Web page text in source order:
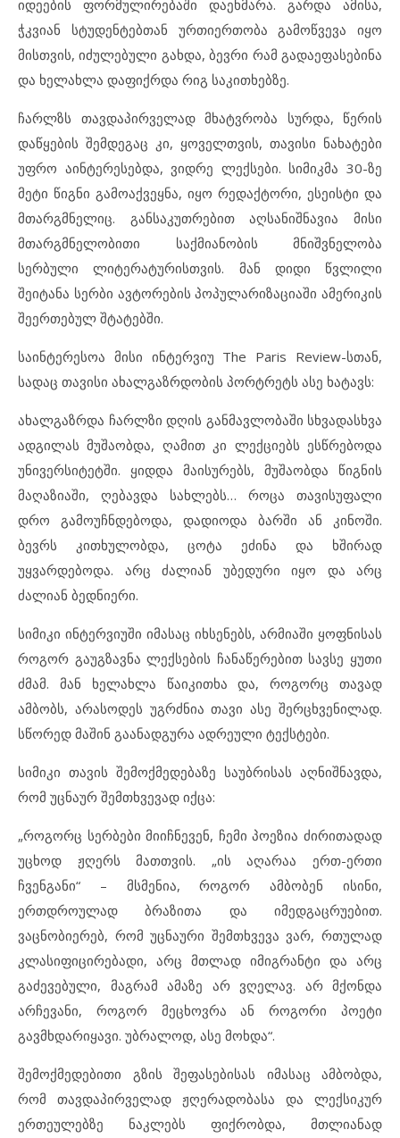
იდეების ფორმულირებაში დაეხმარა. გარდა ამისა,
ჭკვიან სტუდენტებთან ურთიერთობა გამოწვევა იყო
მისთვის, იძულებული გახდა, ბევრი რამ გადაეფასებინა
და ხელახლა დაფიქრდა რიგ საკითხებზე.
ჩარლზს თავდაპირველად მხატვრობა სურდა, წერის
დაწყების შემდეგაც კი, ყოველთვის, თავისი ნახატები
უფრო აინტერესებდა, ვიდრე ლექსები. სიმიკმა 30-ზე
მეტი წიგნი გამოაქვეყნა, იყო რედაქტორი, ესეისტი და
მთარგმნელიც. განსაკუთრებით აღსანიშნავია მისი
მთარგმნელობითი საქმიანობის მნიშვნელობა
სერბული ლიტერატურისთვის. მან დიდი წვლილი
შეიტანა სერბი ავტორების პოპულარიზაციაში ამერიკის
შეერთებულ შტატებში.
საინტერესოა მისი ინტერვიუ The Paris Review-სთან,
სადაც თავისი ახალგაზრდობის პორტრეტს ასე ხატავს:
ახალგაზრდა ჩარლზი დღის განმავლობაში სხვადასხვა
ადგილას მუშაობდა, ღამით კი ლექციებს ესწრებოდა
უნივერსიტეტში. ყიდდა მაისურებს, მუშაობდა წიგნის
მაღაზიაში, ღებავდა სახლებს… როცა თავისუფალი
დრო გამოუჩნდებოდა, დადიოდა ბარში ან კინოში.
ბევრს კითხულობდა, ცოტა ეძინა და ხშირად
უყვარდებოდა. არც ძალიან უბედური იყო და არც
ძალიან ბედნიერი.
სიმიკი ინტერვიუში იმასაც იხსენებს, არმიაში ყოფნისას
როგორ გაუგზავნა ლექსების ჩანაწერებით სავსე ყუთი
ძმამ. მან ხელახლა წაიკითხა და, როგორც თავად
ამბობს, არასოდეს უგრძნია თავი ასე შერცხვენილად.
სწორედ მაშინ გაანადგურა ადრეული ტექსტები.
სიმიკი თავის შემოქმედებაზე საუბრისას აღნიშნავდა,
რომ უცნაურ შემთხვევად იქცა:
„როგორც სერბები მიიჩნევენ, ჩემი პოეზია ძირითადად
უცხოდ ჟღერს მათთვის. „ის აღარაა ერთ-ერთი
ჩვენგანი“ – მსმენია, როგორ ამბობენ ისინი,
ერთდროულად ბრაზითა და იმედგაცრუებით.
ვაცნობიერებ, რომ უცნაური შემთხვევა ვარ, რთულად
კლასიფიცირებადი, არც მთლად იმიგრანტი და არც
გაძევებული, მაგრამ ამაზე არ ვღელავ. არ მქონდა
არჩევანი, როგორ მეცხოვრა ან როგორი პოეტი
გავმხდარიყავი. უბრალოდ, ასე მოხდა“.
შემოქმედებითი გზის შეფასებისას იმასაც ამბობდა,
რომ თავდაპირველად ჟღერადობასა და ლექსიკურ
ერთეულებზე ნაკლებს ფიქრობდა, მთლიანად